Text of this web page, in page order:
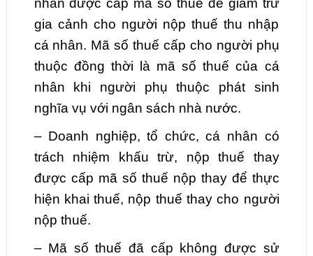
nhân được cấp mã số thuế để giảm trừ
gia cảnh cho người nộp thuế thu nhập
cá nhân. Mã số thuế cấp cho người phụ
thuộc đồng thời là mã số thuế của cá
nhân khi người phụ thuộc phát sinh
nghĩa vụ với ngân sách nhà nước.
– Doanh nghiệp, tổ chức, cá nhân có
trách nhiệm khấu trừ, nộp thuế thay
được cấp mã số thuế nộp thay để thực
hiện khai thuế, nộp thuế thay cho người
nộp thuế.
– Mã số thuế đã cấp không được sử